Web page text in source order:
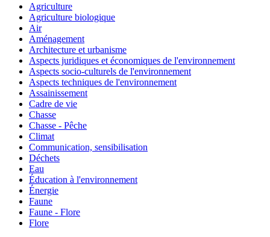
Agriculture
Agriculture biologique
Air
Aménagement
Architecture et urbanisme
Aspects juridiques et économiques de l'environnement
Aspects socio-culturels de l'environnement
Aspects techniques de l'environnement
Assainissement
Cadre de vie
Chasse
Chasse - Pêche
Climat
Communication, sensibilisation
Déchets
Eau
Éducation à l'environnement
Énergie
Faune
Faune - Flore
Flore